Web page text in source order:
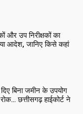
और उप निरीक्षकों का
आदेश, जानिए किसे कहां
बिना जमीन के उपयोग
छत्तीसगढ़ हाईकोर्ट ने